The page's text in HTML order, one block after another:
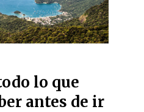
lo que
antes de ir